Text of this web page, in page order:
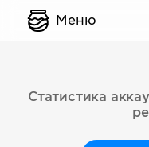
Меню
Статистика